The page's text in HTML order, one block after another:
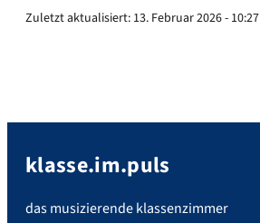
Zuletzt aktualisiert: 13. Februar 2026 - 10:27
klasse.im.puls
das musizierende klassenzimmer